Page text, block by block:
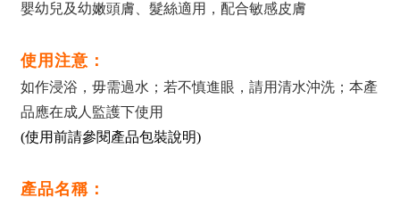
嬰幼兒及幼嫩頭膚、髮絲適用，配合敏感皮膚
使用注意：
如作浸浴，毋需過水；若不慎進眼，請用清水沖洗；本產
品應在成人監護下使用
(使用前請參閱產品包裝說明)
產品名稱：